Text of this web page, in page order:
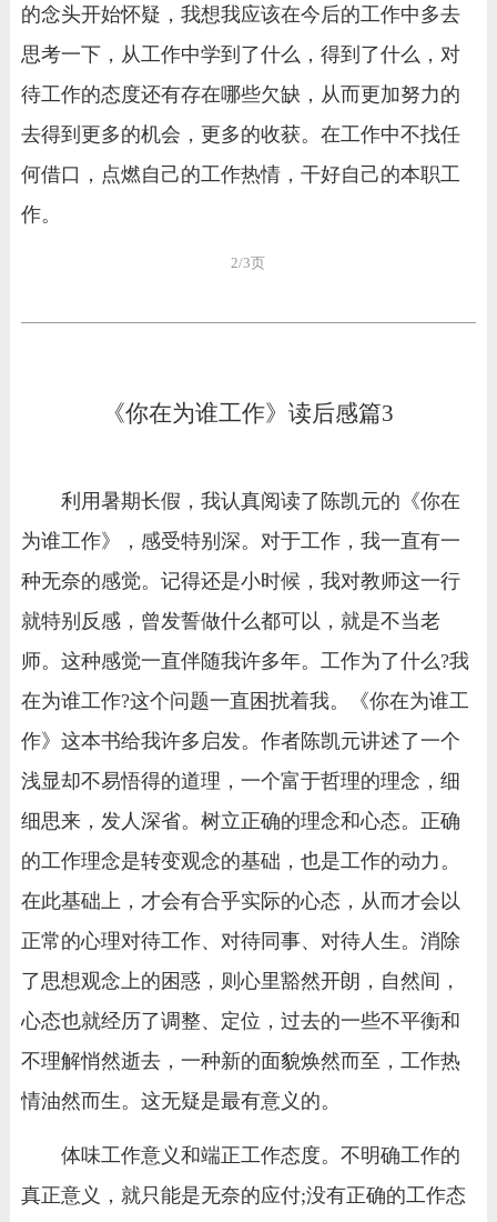
的念头开始怀疑，我想我应该在今后的工作中多去
思考一下，从工作中学到了什么，得到了什么，对
待工作的态度还有存在哪些欠缺，从而更加努力的
去得到更多的机会，更多的收获。在工作中不找任
何借口，点燃自己的工作热情，干好自己的本职工
作。
2/3页
《你在为谁工作》读后感篇3
利用暑期长假，我认真阅读了陈凯元的《你在
为谁工作》，感受特别深。对于工作，我一直有一
种无奈的感觉。记得还是小时候，我对教师这一行
就特别反感，曾发誓做什么都可以，就是不当老
师。这种感觉一直伴随我许多年。工作为了什么?我
在为谁工作?这个问题一直困扰着我。《你在为谁工
作》这本书给我许多启发。作者陈凯元讲述了一个
浅显却不易悟得的道理，一个富于哲理的理念，细
细思来，发人深省。树立正确的理念和心态。正确
的工作理念是转变观念的基础，也是工作的动力。
在此基础上，才会有合乎实际的心态，从而才会以
正常的心理对待工作、对待同事、对待人生。消除
了思想观念上的困惑，则心里豁然开朗，自然间，
心态也就经历了调整、定位，过去的一些不平衡和
不理解悄然逝去，一种新的面貌焕然而至，工作热
情油然而生。这无疑是最有意义的。
体味工作意义和端正工作态度。不明确工作的
真正意义，就只能是无奈的应付;没有正确的工作态